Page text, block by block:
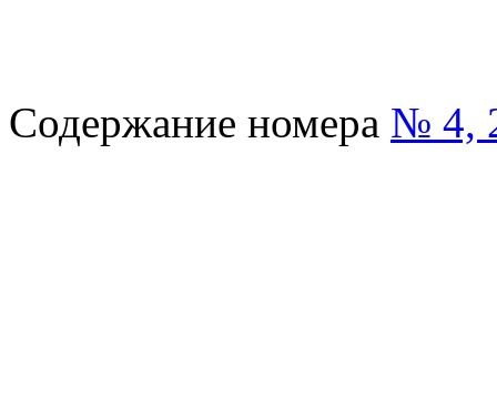
Содержание номера № 4,